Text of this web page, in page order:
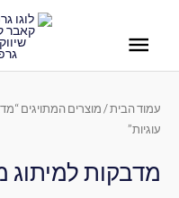
ראשי
עמוד הבית/ מוצרים המתויגים
עוגיות”
מדבקות למיתוג